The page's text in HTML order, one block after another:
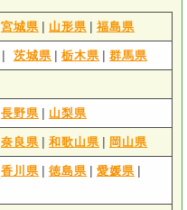
宮城県 | 山形県 | 福島県
| 茨城県 | 栃木県 | 群馬県
長野県 | 山梨県
奈良県 | 和歌山県 | 岡山県
香川県 | 徳島県 | 愛媛県 |